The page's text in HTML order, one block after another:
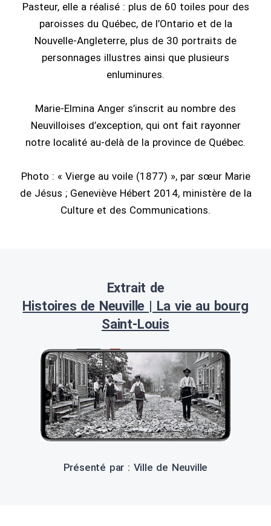
Pasteur, elle a réalisé : plus de 60 toiles pour des
paroisses du Québec, de l’Ontario et de la
Nouvelle-Angleterre, plus de 30 portraits de
personnages illustres ainsi que plusieurs
enluminures.
Marie-Elmina Anger s’inscrit au nombre des
Neuvilloises d’exception, qui ont fait rayonner
notre localité au-delà de la province de Québec.
Photo : « Vierge au voile (1877) », par sœur Marie
de Jésus ; Geneviève Hébert 2014, ministère de la
Culture et des Communications.
Extrait de
Histoires de Neuville | La vie au bourg
Saint-Louis
Présenté par : Ville de Neuville